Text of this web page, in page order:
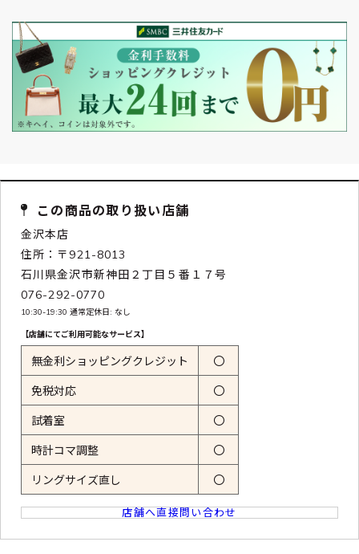
この商品の取り扱い店舗
金沢本店
住所：〒921-8013
石川県金沢市新神田２丁目５番１７号
076-292-0770
10:30-19:30 通常定休日: なし
【店舗にてご利用可能なサービス】
無金利ショッピングクレジット 〇
免税対応 〇
試着室 〇
時計コマ調整 〇
リングサイズ直し 〇
店舗へ直接問い合わせ